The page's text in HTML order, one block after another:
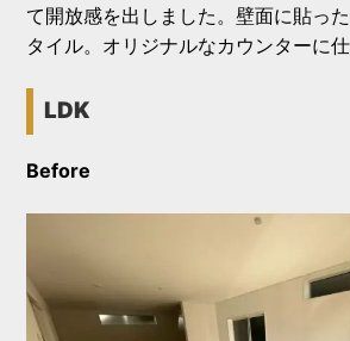
て開放感を出しました。壁面に貼っ
タイル。オリジナルなカウンターに仕
LDK
Before